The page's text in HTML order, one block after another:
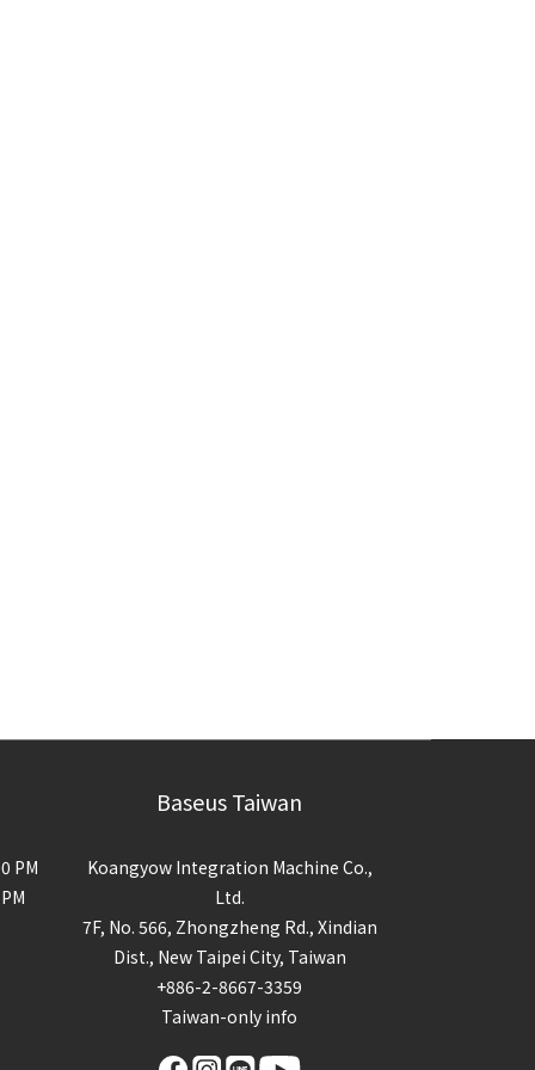
PM
Baseus Taiwan
Koangyow Integration Machine Co.,
Ltd.
7F, No. 566, Zhongzheng Rd., Xindian
Dist., New Taipei City, Taiwan
+886-2-8667-3359
Taiwan-only info